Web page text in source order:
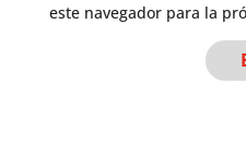
este navegador para la